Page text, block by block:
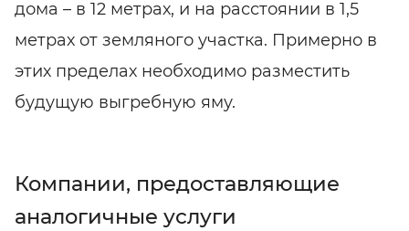
дома – в 12 метрах, и на расстоянии в 1,5
метрах от земляного участка. Примерно в
этих пределах необходимо разместить
будущую выгребную яму.
Компании, предоставляющие
аналогичные услуги